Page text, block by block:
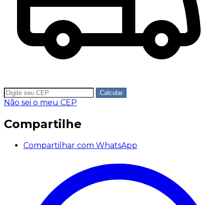
Calcular
Não sei o meu CEP
Compartilhe
Compartilhar com WhatsApp